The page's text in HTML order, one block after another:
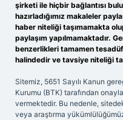
şirketi ile hiçbir bağlantısı
hazırladığımız makaleler
haber niteliği taşımamakta
paylaşım yapılmamaktadır.
benzerlikleri tamamen
halindedir ve tavsiye niteliği
Sitemiz, 5651 Sayılı Kanun
Kurumu (BTK) tarafından
vermektedir. Bu nedenle,
veya araştırma